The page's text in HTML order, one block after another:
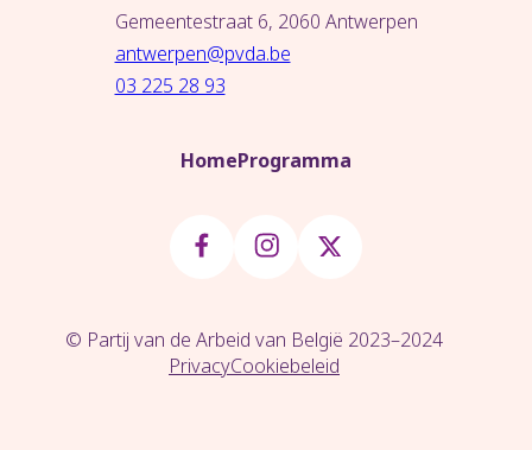
Gemeentestraat 6, 2060 Antwerpen
antwerpen@pvda.be
03 225 28 93
HomeProgramma
© Partij van de Arbeid van België 2023–2024
PrivacyCookiebeleid